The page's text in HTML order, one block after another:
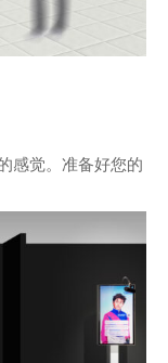
感觉。准备好您的